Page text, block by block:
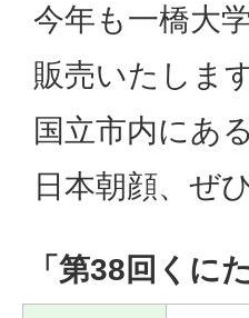
今年も一橋大
販売いたします
国立市内にあ
日本朝顔、ぜ
「第38回くに